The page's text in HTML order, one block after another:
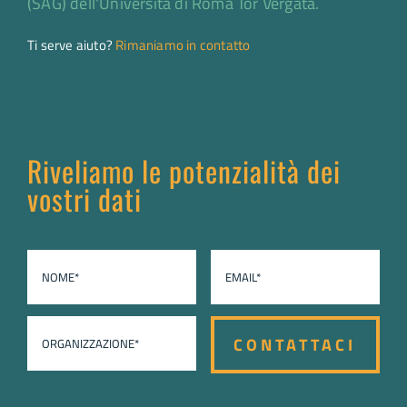
Ti serve aiuto? Rimaniamo in contatto
Riveliamo le potenzialità dei
vostri dati